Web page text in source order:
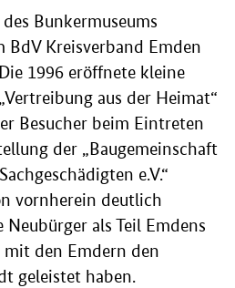
Bunkermuseums
BdV Kreisverband Emden
1996 eröffnete kleine
aus der Heimat“
Besucher beim Eintreten
der „Baugemeinschaft
e.V.“
vornherein deutlich
als Teil Emdens
mit den Emdern den
geleistet haben.